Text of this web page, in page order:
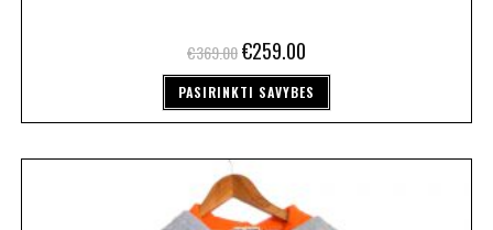
€369.00€259.00
PASIRINKTI SAVYBES